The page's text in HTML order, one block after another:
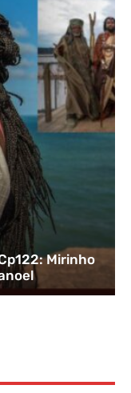
Mirinho